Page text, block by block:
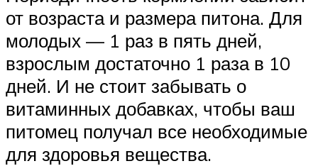
от возраста и размера питона. Для
молодых — 1 раз в пять дней,
взрослым достаточно 1 раза в 10
дней. И не стоит забывать о
витаминных добавках, чтобы ваш
питомец получал все необходимые
для здоровья вещества.